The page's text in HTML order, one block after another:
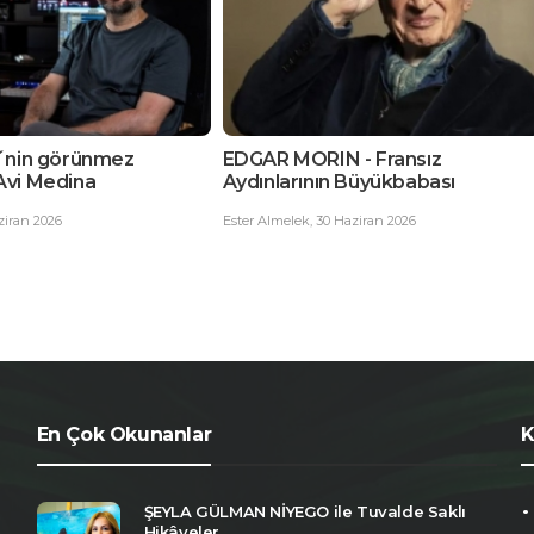
- Fransız
Büyükbabası
2026
Zorlu zirve: basitlik
En Çok Okunanlar
ŞEYLA GÜLMAN NİYEGO ile Tuvalde Saklı